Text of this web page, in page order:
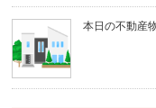
本日の不動産